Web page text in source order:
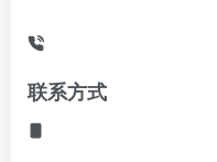
联系方式